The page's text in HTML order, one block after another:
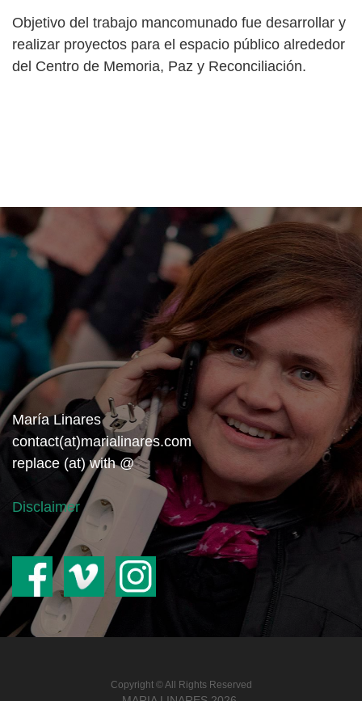
Objetivo del trabajo mancomunado fue desarrollar y
realizar proyectos para el espacio público alrededor
del Centro de Memoria, Paz y Reconciliación.
María Linares
contact(at)marialinares.com
replace (at) with @
Disclaimer
Copyright © All Rights Reserved